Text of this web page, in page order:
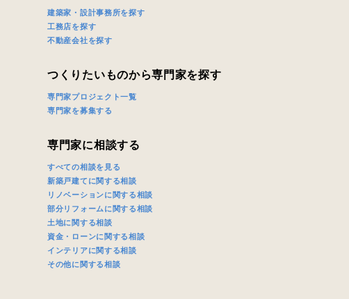
建築家・設計事務所を探す
工務店を探す
不動産会社を探す
つくりたいものから専門家を探す
専門家プロジェクト一覧
専門家を募集する
専門家に相談する
すべての相談を見る
新築戸建てに関する相談
リノベーションに関する相談
部分リフォームに関する相談
土地に関する相談
資金・ローンに関する相談
インテリアに関する相談
その他に関する相談